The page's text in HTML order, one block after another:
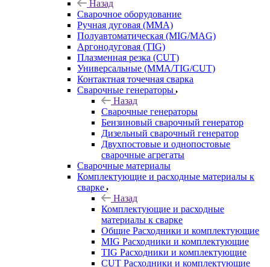
Назад
Сварочное оборудование
Ручная дуговая (MMA)
Полуавтоматическая (MIG/MAG)
Аргонодуговая (TIG)
Плазменная резка (CUT)
Универсальные (MMA/TIG/CUT)
Контактная точечная сварка
Сварочные генераторы
Назад
Сварочные генераторы
Бензиновый сварочный генератор
Дизельный сварочный генератор
Двухпостовые и однопостовые
сварочные агрегаты
Сварочные материалы
Комплектующие и расходные материалы к
сварке
Назад
Комплектующие и расходные
материалы к сварке
Общие Расходники и комплектующие
MIG Расходники и комплектующие
TIG Расходники и комплектующие
CUT Расходники и комплектующие